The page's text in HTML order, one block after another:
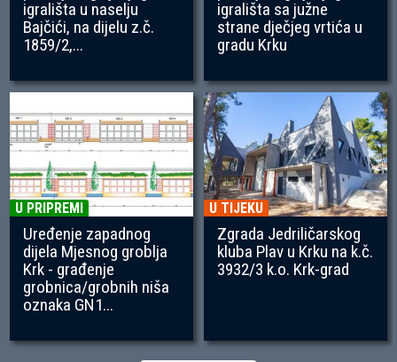
igrališta u naselju
Bajčići, na dijelu z.č.
1859/2,...
igrališta sa južne
strane dječjeg vrtića u
gradu Krku
U PRIPREMI
Uređenje zapadnog
dijela Mjesnog groblja
Krk - građenje
grobnica/grobnih niša
oznaka GN1...
U TIJEKU
Zgrada Jedriličarskog
kluba Plav u Krku na k.č.
3932/3 k.o. Krk-grad